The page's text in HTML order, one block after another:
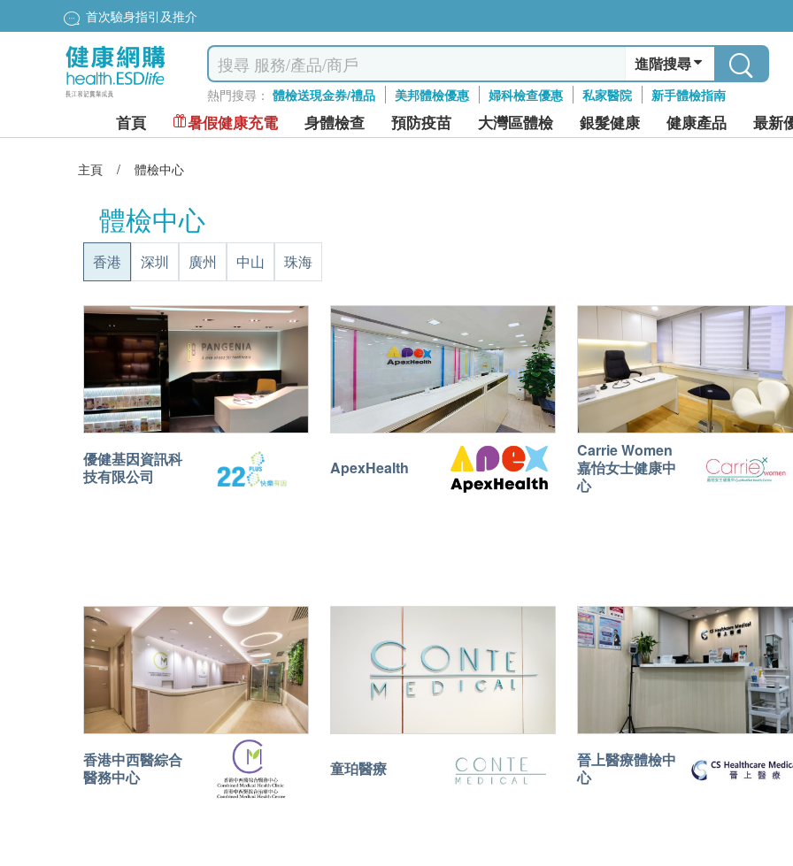
星級計劃$200換dyson風筒
進階搜尋
熱門搜尋： 體檢送現金券/禮品 美邦體檢優惠 婦科檢查優惠 私家醫院 新手體檢指南
首頁 暑假健康充電 身體檢查 預防疫苗 大灣區體檢 銀髮健康 健康產品 最新
主頁 / 體檢中心
體檢中心
香港 深圳 廣州 中山 珠海
優健基因資訊科
技有限公司
ApexHealth
Carrie Women
嘉怡女士健康中
心
香港中西醫綜合
醫務中心
童珀醫療
晉上醫療體檢中
心